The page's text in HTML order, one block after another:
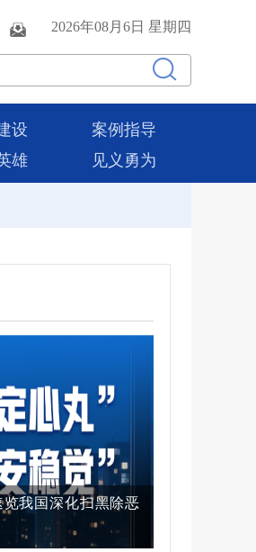
2026年08月6日 星期四
设
案例指导
雄 见义勇为
我国深化扫黑除恶